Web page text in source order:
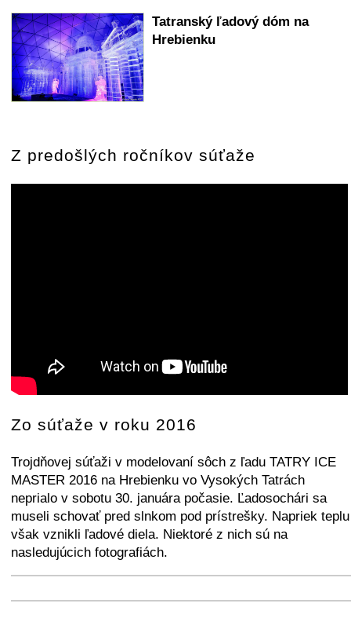
Tatranský ľadový dóm na
Hrebienku
Z predošlých ročníkov súťaže
Zo súťaže v roku 2016
Trojdňovej súťaži v modelovaní sôch z ľadu TATRY ICE
MASTER 2016 na Hrebienku vo Vysokých Tatrách
neprialo v sobotu 30. januára počasie. Ľadosochári sa
museli schovať pred slnkom pod prístrešky. Napriek teplu
však vznikli ľadové diela. Niektoré z nich sú na
nasledujúcich fotografiách.
+ − ⛶